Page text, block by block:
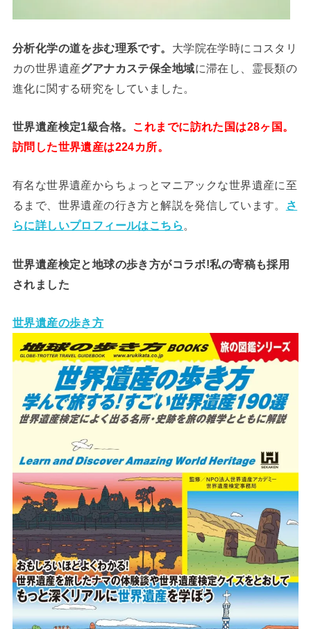
分析化学の道を歩む理系です。 大学院在学時にコスタリ
カの世界遺産グアナカステ保全地域に滞在し、霊長類の
進化に関する研究をしていました。
世界遺産検定1級合格。 これまでに訪れた国は28ヶ国。
訪問した世界遺産は224カ所。
有名な世界遺産からちょっとマニアックな世界遺産に至
るまで、世界遺産の行き方と解説を発信しています。
さ
らに詳しいプロフィールはこちら 。
世界遺産検定と地球の歩き方がコラボ!私の寄稿も採用
されました
世界遺産の歩き方